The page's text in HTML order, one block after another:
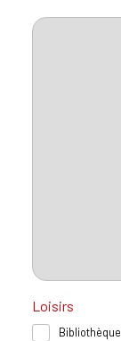
Loisirs
Bibliothèque